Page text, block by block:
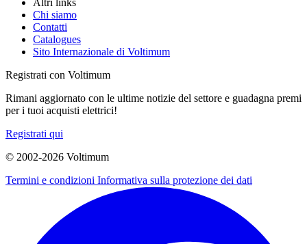
Altri links
Chi siamo
Contatti
Catalogues
Sito Internazionale di Voltimum
Registrati con Voltimum
Rimani aggiornato con le ultime notizie del settore e guadagna premi
per i tuoi acquisti elettrici!
Registrati qui
© 2002-2026 Voltimum
Termini e condizioni Informativa sulla protezione dei dati